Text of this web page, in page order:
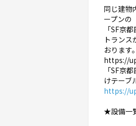
同じ建物
ープンの
「SF京
トラン
おります。
https://
「SF京
けテーブ
https://
★設備一